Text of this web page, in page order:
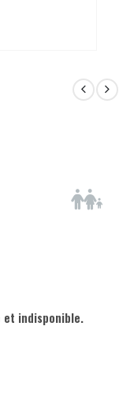
indisponible.